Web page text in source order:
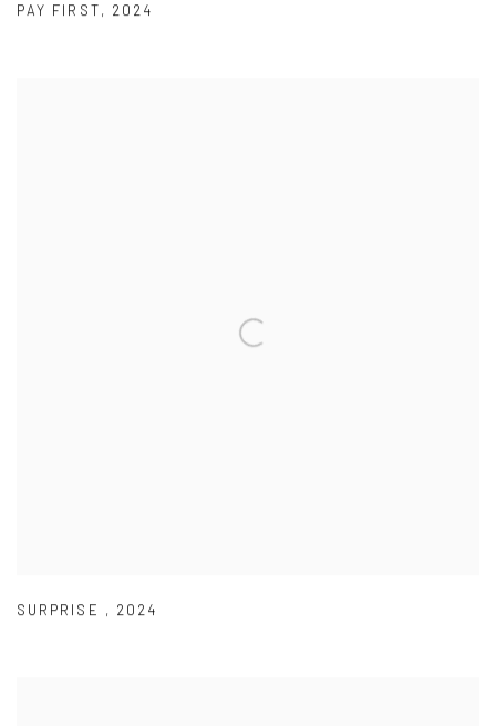
PAY FIRST, 2024
SURPRISE , 2024